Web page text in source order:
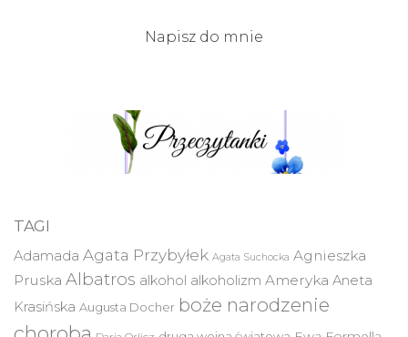
Napisz do mnie
TAGI
Adamada Agata Przybyłek Agata Suchocka Agnieszka
Pruska Albatros alkohol alkoholizm Ameryka Aneta
Krasińska Augusta Docher boże narodzenie